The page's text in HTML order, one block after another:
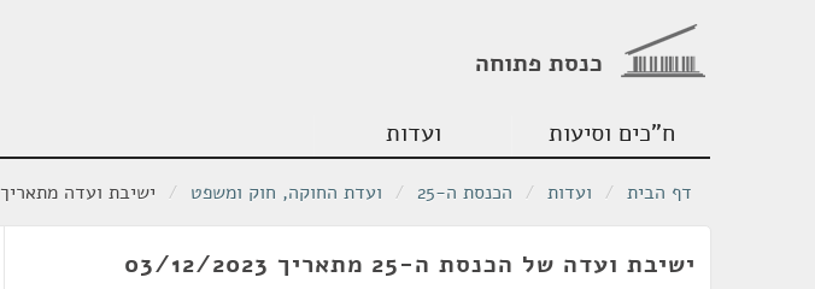
כנסת פתוחה
ח"כים וסיעות ועדות
דף הבית / ועדות / הכנסת ה-25 / ועדת החוקה, חוק ומשפט / ישיבת ועדה מתאריך 03/12/2023
ישיבת ועדה של הכנסת ה-25 מתאריך 03/12/2023